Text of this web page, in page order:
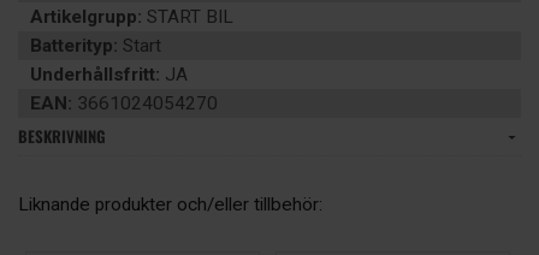
Artikelgrupp: START BIL
Batterityp: Start
Underhållsfritt: JA
EAN: 3661024054270
BESKRIVNING
Liknande produkter och/eller tillbehör: